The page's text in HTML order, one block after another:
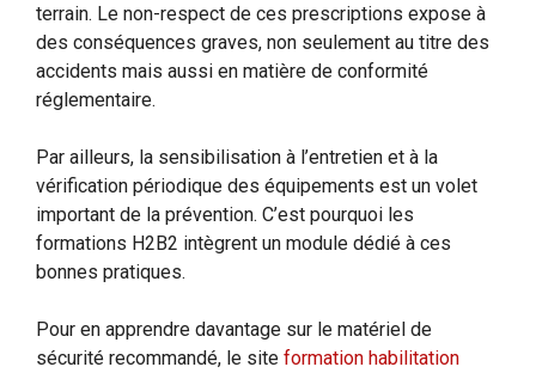
terrain. Le non-respect de ces prescriptions expose à
des conséquences graves, non seulement au titre des
accidents mais aussi en matière de conformité
réglementaire.
Par ailleurs, la sensibilisation à l’entretien et à la
vérification périodique des équipements est un volet
important de la prévention. C’est pourquoi les
formations H2B2 intègrent un module dédié à ces
bonnes pratiques.
Pour en apprendre davantage sur le matériel de
sécurité recommandé, le site formation habilitation